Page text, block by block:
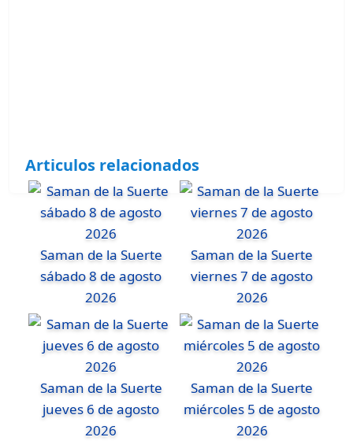
Articulos relacionados
Saman de la Suerte
sábado 8 de agosto
2026
Saman de la Suerte
viernes 7 de agosto
2026
Saman de la Suerte
jueves 6 de agosto
2026
Saman de la Suerte
miércoles 5 de agosto
2026